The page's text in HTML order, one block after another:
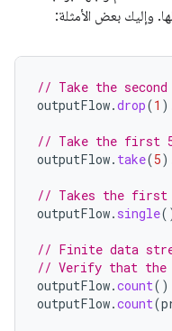
وإليك بعض الأمثلة:
// Take the
outputFlow.drop(1
// Take the first
outputFlow. take(5
// Takes the first
outputFlow. single
// Finite data
// Verify that the
outputFlow.count()
outputFlow.count(